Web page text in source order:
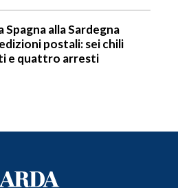
Spagna alla Sardegna
postali: sei chili
e quattro arresti